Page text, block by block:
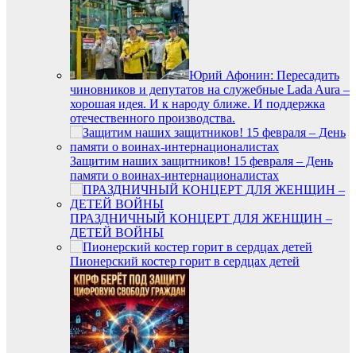
Юрий Афонин: Пересадить
чиновников и депутатов на служебные Lada Aura –
хорошая идея. И к народу ближе. И поддержка
отечественного производства.
Защитим наших защитников! 15 февраля – День
памяти о воинах-интернационалистах
ПРАЗДНИЧНЫЙ КОНЦЕРТ ДЛЯ ЖЕНЩИН –
ДЕТЕЙ ВОЙНЫ
Пионерский костер горит в сердцах детей